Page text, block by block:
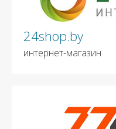
24shop.by
интернет-магазин